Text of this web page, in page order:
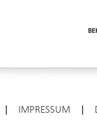
IMPRESSUM